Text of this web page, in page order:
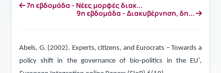
7η εβδομάδα - Νέες μορφές διακ...
9η εβδομάδα - Διακυβέρνηση, δη...
Abels, G. (2002). Experts, citizens, and Eurocrats – Towards a
policy shift in the governance of bio‐politics in the EU’,